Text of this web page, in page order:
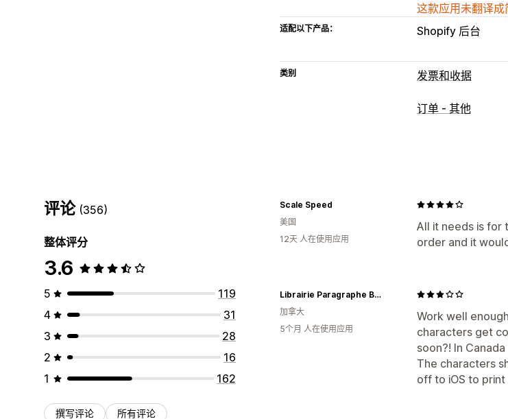
这款应用未翻译成
适配以下产品： Shopify 后台
类别 发票和收据
文件类型
文件管理
打印和导出
订单 - 其他
评论 (356)
整体评分
3.6
5
119
4
31
3
28
2
16
1
162
撰写评论 所有评论
All it needs is for
order and it
Scale Speed
美国
12天 人在使用应用
Work well
characters get
soon?! In
The characters
off to iOS to print
Librairie Paragraphe Bookstore
加拿大
5个月 人在使用应用